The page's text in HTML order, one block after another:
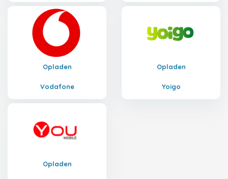
Opladen
Vodafone
Opladen
Yoigo
Opladen